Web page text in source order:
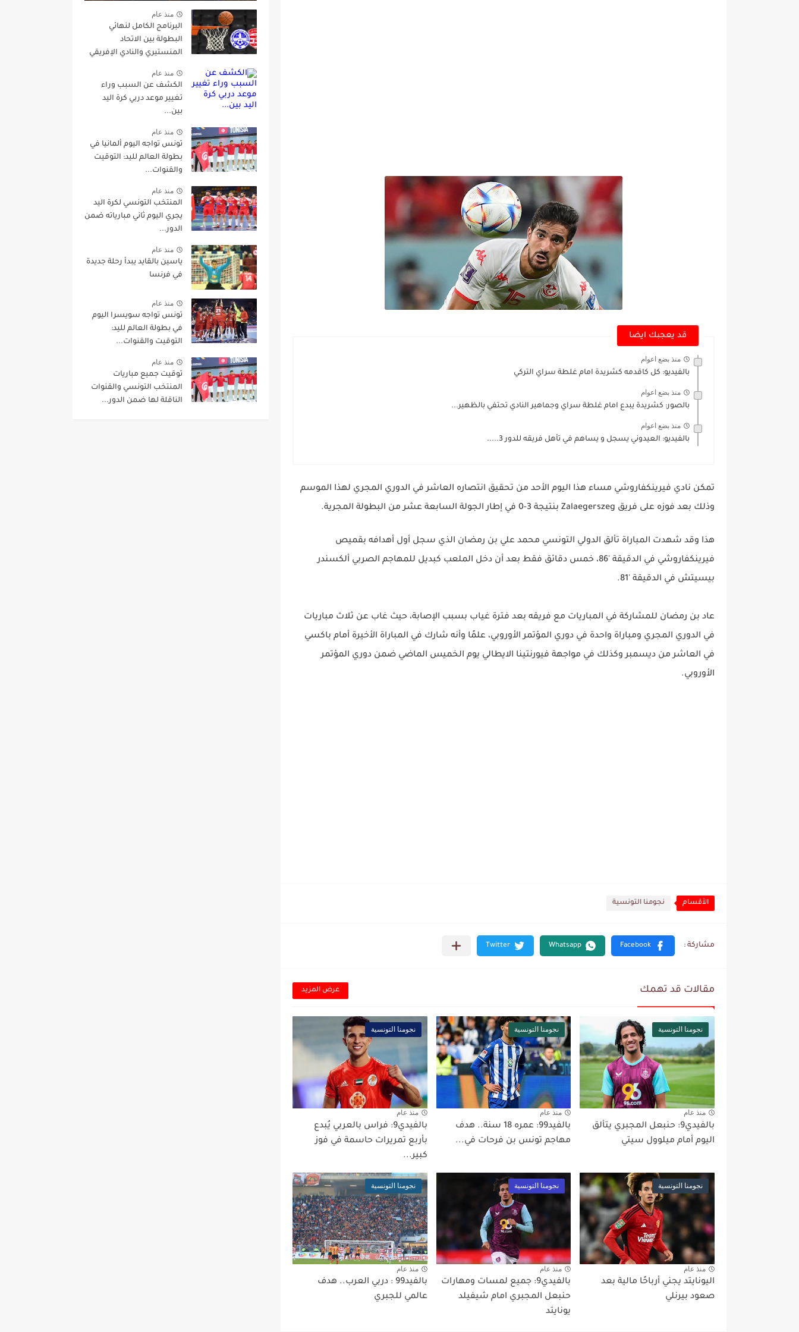
قد يعجبك ايضا
منذ بضع اعوام
بالفيديو: كل كاقدمه كشريدة امام غلطة سراي التركي
منذ بضع اعوام
بالصور: كشريدة يبدع امام غلطة سراي وجماهير النادي تحتفي بالظهير...
منذ بضع اعوام
بالفيديو: العيدوني يسجل و يساهم في تأهل فريقه للدور 3.....
تمكن نادي فيرينكفاروشي مساء هذا اليوم الأحد من تحقيق انتصاره العاشر في الدوري المجري لهذا الموسم
وذلك بعد فوزه على فريق Zalaegerszeg بنتيجة 3-0 في إطار الجولة السابعة عشر من البطولة المجرية.
هذا وقد شهدت المباراة تألق الدولي التونسي محمد علي بن رمضان الذي سجل أول أهدافه بقميص
فيرينكفاروشي في الدقيقة '86، خمس دقائق فقط بعد أن دخل الملعب كبديل للمهاجم الصربي ألكسندر
بيسيتش في الدقيقة '81.
عاد بن رمضان للمشاركة في المباريات مع فريقه بعد فترة غياب بسبب الإصابة، حيث غاب عن ثلاث مباريات
في الدوري المجري ومباراة واحدة في دوري المؤتمر الأوروبي، علمًا وأنه شارك في المباراة الأخيرة أمام باكسي
في العاشر من ديسمبر وكذلك في مواجهة فيورنتينا الايطالي يوم الخميس الماضي ضمن دوري المؤتمر
الأوروبي.
الأقسام نجومنا التونسية
مقالات قد تهمك عرض المزيد
نجومنا التونسية
منذ عام
بالفيدي9: حنبعل المجبري يتألق
اليوم أمام ميلوول سيتي
نجومنا التونسية
منذ عام
بالفيد99: عمره 18 سنة.. هدف
مهاجم تونس بن فرحات في...
نجومنا التونسية
منذ عام
بالفيدي9: فراس بالعربي يُبدع
بأربع تمريرات حاسمة في فوز
كبير...
نجومنا التونسية
منذ عام
اليونايتد يجني أرباحًا مالية بعد
صعود بيرنلي
نجومنا التونسية
منذ عام
بالفيدي9: جميع لمسات ومهارات
حنبعل المجبري امام شيفيلد
يونايتد
نجومنا التونسية
منذ عام
بالفيد99 : دربي العرب.. هدف
عالمي للجبري
منذ عام
البرنامج الكامل لنهائي
البطولة بين الاتحاد
المنستيري والنادي الإفريقي
منذ عام
الكشف عن السبب وراء
تغيير موعد دربي كرة اليد
بين...
منذ عام
تونس تواجه اليوم ألمانيا في
بطولة العالم لليد: التوقيت
والقنوات...
منذ عام
المنتخب التونسي لكرة اليد
يجري اليوم ثاني مبارياته ضمن
الدور...
منذ عام
ياسين بالقايد يبدأ رحلة جديدة
في فرنسا
منذ عام
تونس تواجه سويسرا اليوم
في بطولة العالم لليد:
التوقيت والقنوات...
منذ عام
توقيت جميع مباريات
المنتخب التونسي والقنوات
الناقلة لها ضمن الدور...